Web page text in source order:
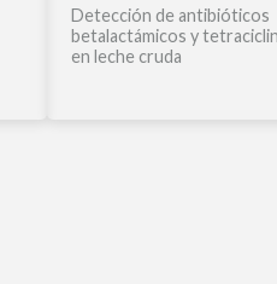
Detección de antibióticos
betalactámicos y
en leche cruda